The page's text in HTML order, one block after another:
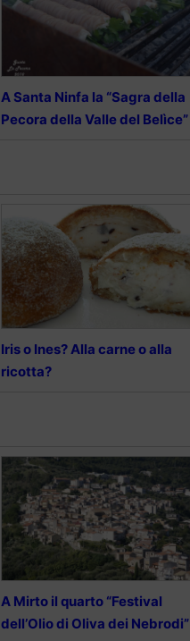
A Santa Ninfa la “Sagra della
Pecora della Valle del Belìce”
Iris o Ines? Alla carne o alla
ricotta?
A Mirto il quarto “Festival
dell’Olio di Oliva dei Nebrodi”